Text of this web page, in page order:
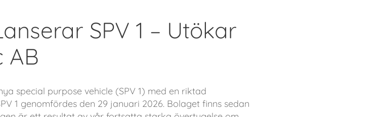
SPV 1 – Utökar
AB
special purpose vehicle (SPV 1) med en riktad
1 genomfördes den 29 januari 2026. Bolaget finns sedan